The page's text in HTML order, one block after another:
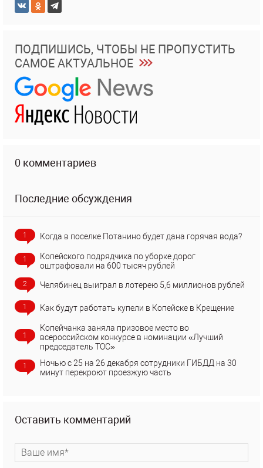
ПОДПИШИСЬ, ЧТОБЫ НЕ ПРОПУСТИТЬ
САМОЕ АКТУАЛЬНОЕ
0 комментариев
Последние обсуждения
1 Когда в поселке Потанино будет дана горячая вода?
1
Копейского подрядчика по уборке дорог
оштрафовали на 600 тысяч рублей
2 Челябинец выиграл в лотерею 5,6 миллионов рублей
1 Как будут работать купели в Копейске в Крещение
1
Копейчанка заняла призовое место во
всероссийском конкурсе в номинации «Лучший
председатель ТОС»
1
Ночью с 25 на 26 декабря сотрудники ГИБДД на 30
минут перекроют проезжую часть
Оставить комментарий